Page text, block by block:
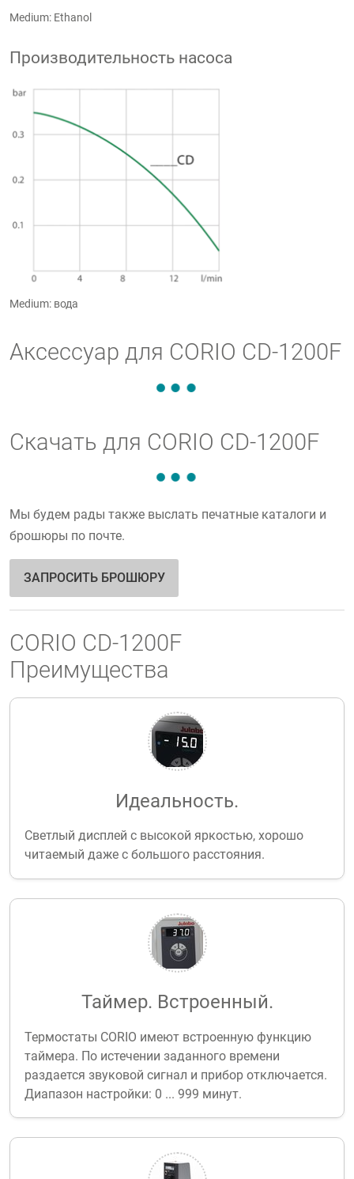
Medium: Ethanol
Производительность насоса
Medium: вода
Аксессуар для CORIO CD-1200F
Скачать для CORIO CD-1200F
Мы будем рады также выслать печатные каталоги и
брошюры по почте.
ЗАПРОСИТЬ БРОШЮРУ
CORIO CD-1200F
Преимущества
Идеальность.
Светлый дисплей с высокой яркостью, хорошо
читаемый даже с большого расстояния.
Таймер. Встроенный.
Термостаты CORIO имеют встроенную функцию
таймера. По истечении заданного времени
раздается звуковой сигнал и прибор отключается.
Диапазон настройки: 0 ... 999 минут.